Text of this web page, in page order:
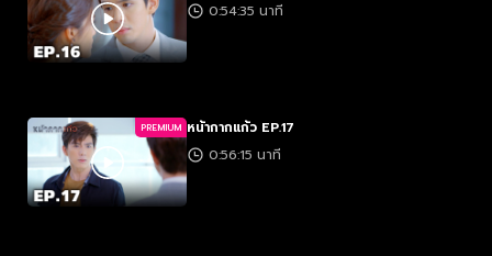
0:54:35 นาที
PREMIUM หน้ากากแก้ว EP.17
0:56:15 นาที